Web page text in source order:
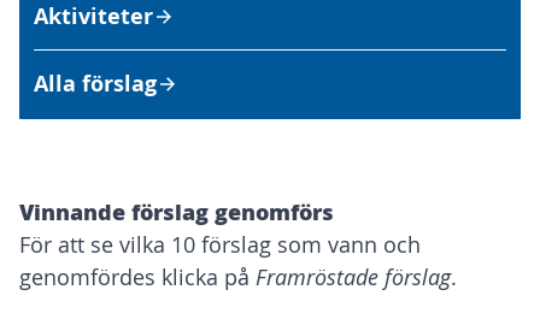
Vinnande förslag genomförs
För att se vilka 10 förslag som vann och
genomfördes klicka på Framröstade förslag.
Aktiviteter
Alla förslag